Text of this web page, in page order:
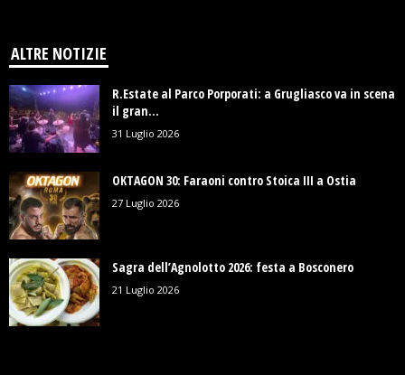
ALTRE NOTIZIE
R.Estate al Parco Porporati: a Grugliasco va in scena
il gran...
31 Luglio 2026
OKTAGON 30: Faraoni contro Stoica III a Ostia
27 Luglio 2026
Sagra dell’Agnolotto 2026: festa a Bosconero
21 Luglio 2026